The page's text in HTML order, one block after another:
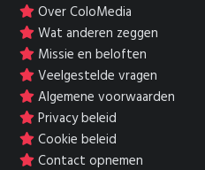
Over ColoMedia
Wat anderen zeggen
Missie en beloften
Veelgestelde vragen
Algemene voorwaarden
Privacy beleid
Cookie beleid
Contact opnemen